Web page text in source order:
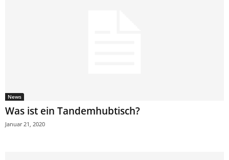
News
Was ist ein Tandemhubtisch?
Januar 21, 2020